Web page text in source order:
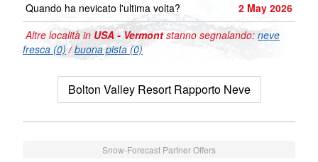
Quando ha nevicato l'ultima volta?
2 May 2026
Altre località in USA - Vermont stanno segnalando: neve
fresca (0)/buona pista (0)
Bolton Valley Resort Rapporto Neve
Snow-Forecast Partner Offers